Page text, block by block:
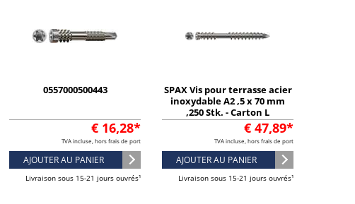
0557000500443
€ 16,28*
TVA incluse, hors frais de port
AJOUTER AU PANIER
Livraison sous 15-21 jours ouvrés¹
SPAX Vis pour terrasse acier
inoxydable A2 ,5 x 70 mm
,250 Stk. - Carton L
€ 47,89*
TVA incluse, hors frais de port
AJOUTER AU PANIER
Livraison sous 15-21 jours ouvrés¹